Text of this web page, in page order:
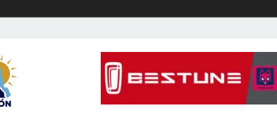
alDíaBCS
Periodismo de libre expresión